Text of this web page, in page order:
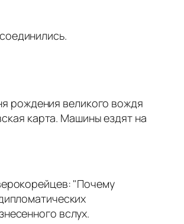
рождения великого вождя
карта. Машины ездят на
"Почему
вслух.